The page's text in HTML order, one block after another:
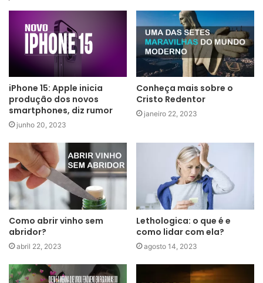
iPhone 15: Apple inicia
produção dos novos
smartphones, diz rumor
junho 20, 2023
Conheça mais sobre o
Cristo Redentor
janeiro 22, 2023
Como abrir vinho sem
abridor?
abril 22, 2023
Lethologica: o que é e
como lidar com ela?
agosto 14, 2023